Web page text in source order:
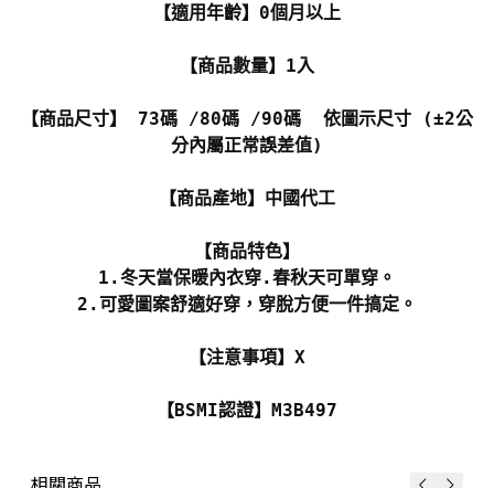
【適用年齡】0個月以上
【商品數量】1入
【商品尺寸】 73碼 /80碼 /90碼 依圖示尺寸 (±2公
分內屬正常誤差值)
【商品產地】中國代工
【商品特色】
1.冬天當保暖內衣穿.春秋天可單穿。
2.可愛圖案舒適好穿，穿脫方便一件搞定。
【注意事項】X
【BSMI認證】M3B497